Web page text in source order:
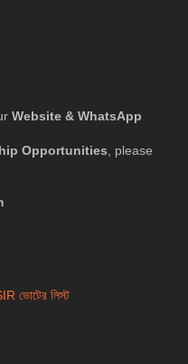
Website & WhatsApp
Opportunities , please
ভোটের লিস্ট